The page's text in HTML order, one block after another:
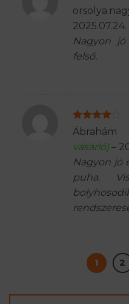
Értékelés:5
2025.07.24.
Nagyon
felső.
Értékelés:
vásárló) –
Nagyon jó
puha.
1 2